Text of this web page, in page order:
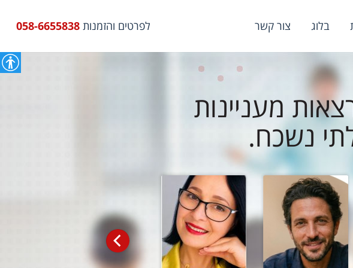
פתח תפריט נגישות
בלוג צור קשר לפרטים והזמנות 058-6655838
מעניינות
נשכח.